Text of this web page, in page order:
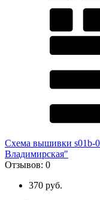
Схема вышивки s01b-
Владимирская"
Отзывов: 0
370 руб.